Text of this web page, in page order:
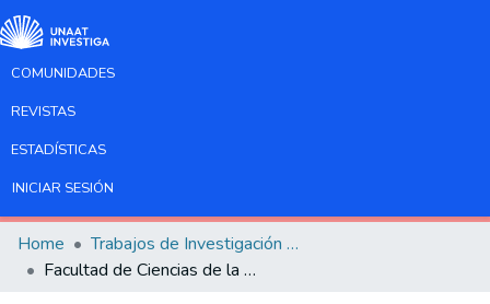
COMUNIDADES
REVISTAS
ESTADÍSTICAS
INICIAR SESIÓN
Home
Trabajos de Investigación Pregrado
Facultad de Ciencias de la Salud